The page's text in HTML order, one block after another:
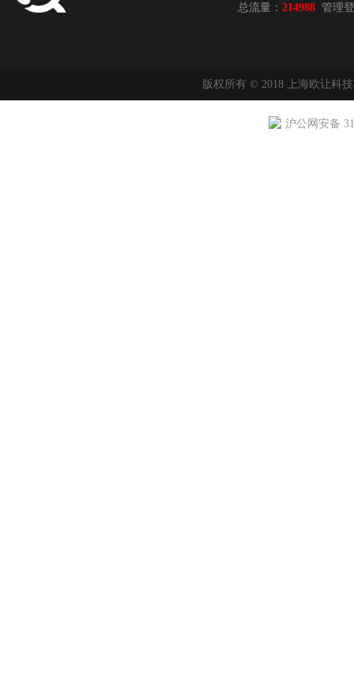
总流量： 214988 管理
版权所有 © 2018 上海欧让科
沪公网安备